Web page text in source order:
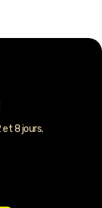
et 8 jours.